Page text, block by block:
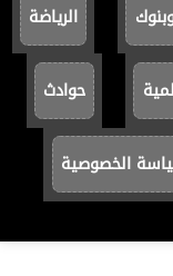
الرياضة
حوادث
الخصوصية